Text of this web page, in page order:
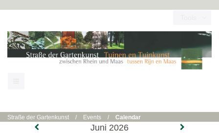
Straße der Gartenkunst / Events / Calendar
Juni 2026